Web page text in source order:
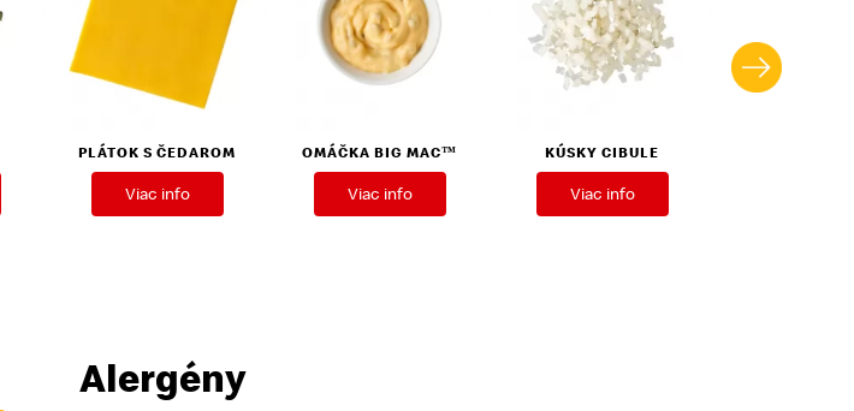
PLÁTOK S ČEDAROM
Viac info
OMÁČKA BIG MAC™
Viac info
KÚSKY CIBULE
Viac info
Alergény